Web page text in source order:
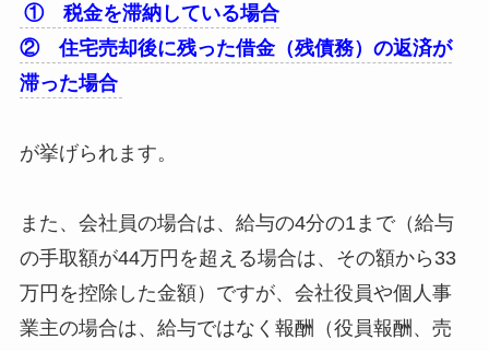
① 税金を滞納している場合
② 住宅売却後に残った借金（残債務）の返済が
滞った場合
が挙げられます。
また、会社員の場合は、給与の4分の1まで（給与
の手取額が44万円を超える場合は、その額から33
万円を控除した金額）ですが、会社役員や個人事
業主の場合は、給与ではなく報酬（役員報酬、売